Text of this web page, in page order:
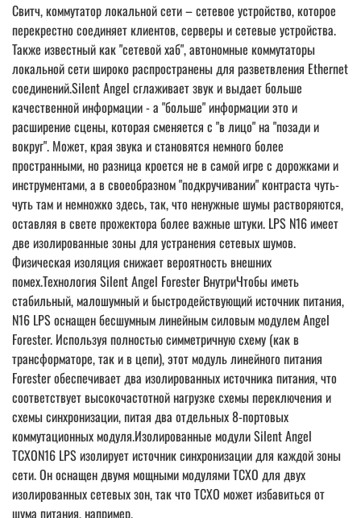
Свитч, коммутатор локальной сети – сетевое устройство, которое
перекрестно соединяет клиентов, серверы и сетевые устройства.
Также известный как "сетевой хаб", автономные коммутаторы
локальной сети широко распространены для разветвления Ethernet
соединений.Silent Angel сглаживает звук и выдает больше
качественной информации - а "больше" информации это и
расширение сцены, которая сменяется с "в лицо" на "позади и
вокруг". Может, края звука и становятся немного более
пространными, но разница кроется не в самой игре с дорожками и
инструментами, а в своеобразном "подкручивании" контраста чуть-
чуть там и немножко здесь, так, что ненужные шумы растворяются,
оставляя в свете прожектора более важные штуки. LPS N16 имеет
две изолированные зоны для устранения сетевых шумов.
Физическая изоляция снижает вероятность внешних
помех.Технология Silent Angel Forester ВнутриЧтобы иметь
стабильный, малошумный и быстродействующий источник питания,
N16 LPS оснащен бесшумным линейным силовым модулем Angel
Forester. Используя полностью симметричную схему (как в
трансформаторе, так и в цепи), этот модуль линейного питания
Forester обеспечивает два изолированных источника питания, что
соответствует высокочастотной нагрузке схемы переключения и
схемы синхронизации, питая два отдельных 8-портовых
коммутационных модуля.Изолированные модули Silent Angel
TCXON16 LPS изолирует источник синхронизации для каждой зоны
сети. Он оснащен двумя мощными модулями TCXO для двух
изолированных сетевых зон, так что TCXO может избавиться от
шума питания, например.